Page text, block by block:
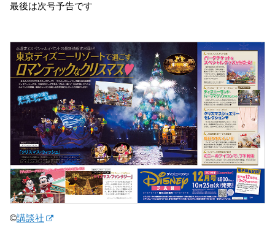
最後は次号予告です
©講談社